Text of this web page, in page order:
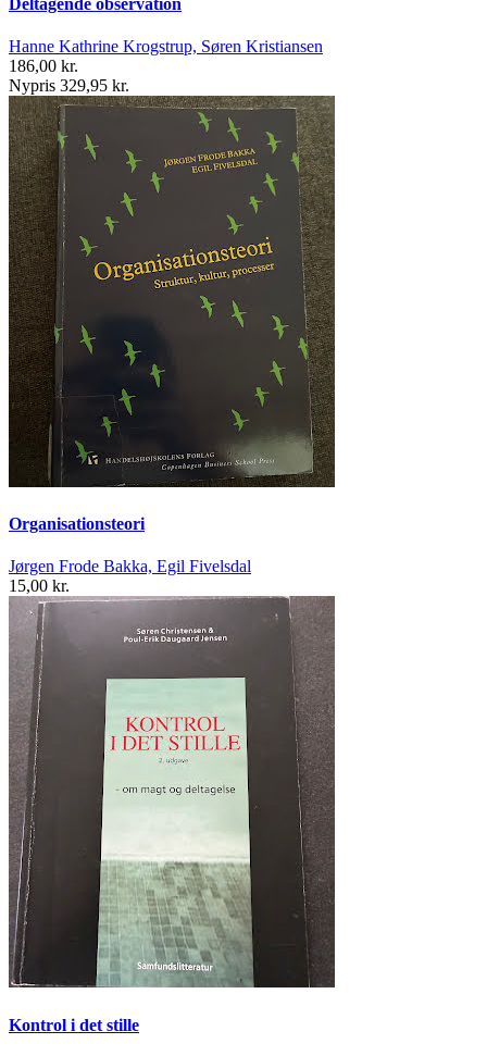
Hanne Kathrine Krogstrup, Søren Kristiansen
186,00 kr.
Nypris 329,95 kr.
Organisationsteori
Jørgen Frode Bakka, Egil Fivelsdal
15,00 kr.
Kontrol i det stille